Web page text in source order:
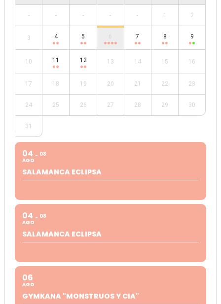
- - - - - 1 2
3 4 5 6 7 8 9
10 11 12 13 14 15 16
17 18 19 20 21 22 23
24 25 26 27 28 29 30
31
04
AGO
08
SALAMANCA ECLIPSA
04
AGO
08
SALAMANCA ECLIPSA
06
AGO
GYMKANA "MONSTRUOS Y CIA"